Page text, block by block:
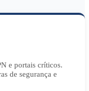
e portais críticos.
de segurança e